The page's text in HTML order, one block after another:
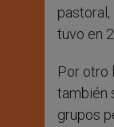
tuvo en
Por otro
también
grupos